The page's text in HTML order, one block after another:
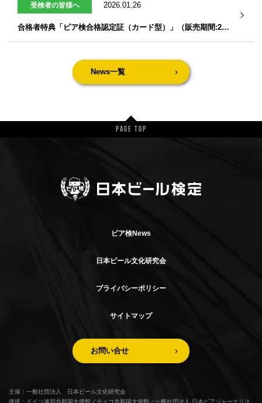
受検者の皆様へ 2026.01.26
合格者特典「ビア検合格認定証（カード型）」（販売期間:26年2/2〜4/20）
News一覧
Page Top
ビア検News
日本ビール文化研究会
プライバシーポリシー
サイトマップ
お問い合せ
主催：一般社団法人 日本ビール文化研究会